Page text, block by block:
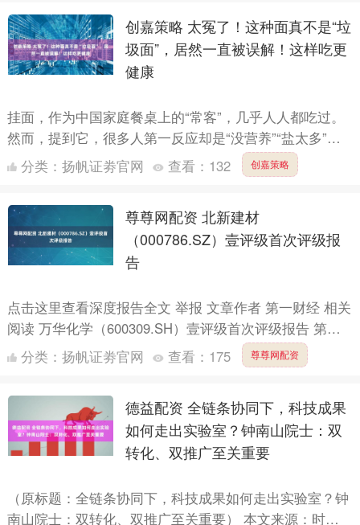
创嘉策略 太冤了！这种面真不是“垃
圾面”，居然一直被误解！这样吃更
健康
挂面，作为中国家庭餐桌上的“常客”，几乎人人都吃过。
然而，提到它，很多人第一反应却是“没营养”“盐太多”，
甚至把它归为“不健康食品”。 但挂面真的这么不堪吗？
....
分类： 扬帆证劵官网 查看： 132 创嘉策略
尊尊网配资 北新建材
（000786.SZ）壹评级首次评级报
告
点击这里查看深度报告全文 举报 文章作者 第一财经 相关
阅读 万华化学（600309.SH）壹评级首次评级报告 第一
财经“壹评级”2025年首次评级报告 0 1....
分类： 扬帆证劵官网 查看： 175 尊尊网配资
德益配资 全链条协同下，科技成果
如何走出实验室？钟南山院士：双
转化、双推广至关重要
（原标题：全链条协同下，科技成果如何走出实验室？钟
南山院士：双转化、双推广至关重要） 本文来源：时代